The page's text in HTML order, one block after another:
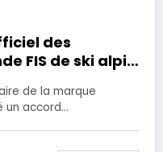
des
FIS de ski alpin
de la marque
un accord…